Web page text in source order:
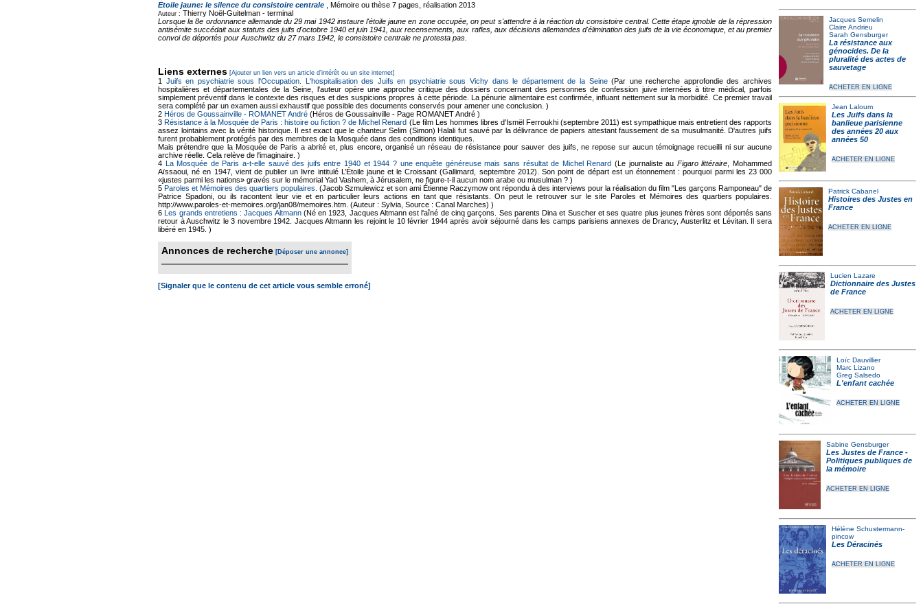
Jacques Semelin
Claire Andrieu
Sarah Gensburger
La résistance aux
génocides. De la
pluralité des actes de
sauvetage
ACHETER EN LIGNE
Jean Laloum
Les Juifs dans la
banlieue parisienne
des années 20 aux
années 50
ACHETER EN LIGNE
Patrick Cabanel
Histoires des Justes en
France
ACHETER EN LIGNE
Lucien Lazare
Dictionnaire des Justes
de France
ACHETER EN LIGNE
Loïc Dauvillier
Marc Lizano
Greg Salsedo
L'enfant cachée
ACHETER EN LIGNE
Sabine Gensburger
Les Justes de France -
Politiques publiques de
la mémoire
ACHETER EN LIGNE
Hélène Schustermann-
pincow
Les Déracinés
ACHETER EN LIGNE
Etoile jaune: le silence du consistoire centrale , Mémoire ou thèse 7 pages, réalisation 2013
Auteur : Thierry Noël-Guitelman - terminal
Lorsque la 8e ordonnance allemande du 29 mai 1942 instaure l'étoile jaune en zone occupée, on peut s'attendre à la réaction du consistoire central. Cette étape ignoble de la répression
antisémite succédait aux statuts des juifs d'octobre 1940 et juin 1941, aux recensements, aux rafles, aux décisions allemandes d'élimination des juifs de la vie économique, et au premier
convoi de déportés pour Auschwitz du 27 mars 1942, le consistoire centrale ne protesta pas.
Liens externes [Ajouter un lien vers un article d'intérêt ou un site internet]
1 Juifs en psychiatrie sous l'Occupation. L'hospitalisation des Juifs en psychiatrie sous Vichy dans le département de la Seine(Par une recherche approfondie des archives
hospitalières et départementales de la Seine, l'auteur opère une approche critique des dossiers concernant des personnes de confession juive internées à titre médical, parfois
simplement préventif dans le contexte des risques et des suspicions propres à cette période. La pénurie alimentaire est confirmée, influant nettement sur la morbidité. Ce premier travail
sera complété par un examen aussi exhaustif que possible des documents conservés pour amener une conclusion. )
2 Héros de Goussainville - ROMANET André (Héros de Goussainville - Page ROMANET André )
3Résistance à la Mosquée de Paris : histoire ou fiction ? de Michel Renard (Le film Les hommes libres d'Ismël Ferroukhi (septembre 2011) est sympathique mais entretient des rapports
assez lointains avec la vérité historique. Il est exact que le chanteur Selim (Simon) Halali fut sauvé par la délivrance de papiers attestant faussement de sa musulmanité. D'autres juifs
furent probablement protégés par des membres de la Mosquée dans des conditions identiques.
Mais prétendre que la Mosquée de Paris a abrité et, plus encore, organisé un réseau de résistance pour sauver des juifs, ne repose sur aucun témoignage recueilli ni sur aucune
archive réelle. Cela relève de l'imaginaire. )
4 La Mosquée de Paris a-t-elle sauvé des juifs entre 1940 et 1944 ? une enquête généreuse mais sans résultat de Michel Renard (Le journaliste au Figaro littéraire , Mohammed
Aïssaoui, né en 1947, vient de publier un livre intitulé L’Étoile jaune et le Croissant (Gallimard, septembre 2012). Son point de départ est un étonnement : pourquoi parmi les 23 000
«justes parmi les nations» gravés sur le mémorial Yad Vashem, à Jérusalem, ne figure-t-il aucun nom arabe ou musulman ? )
5 Paroles et Mémoires des quartiers populaires. (Jacob Szmulewicz et son ami Étienne Raczymow ont répondu à des interviews pour la réalisation du film "Les garçons Ramponeau" de
Patrice Spadoni, ou ils racontent leur vie et en particulier leurs actions en tant que résistants. On peut le retrouver sur le site Paroles et Mémoires des quartiers populaires.
http://www.paroles-et-memoires.org/jan08/memoires.htm. (Auteur : Sylvia, Source : Canal Marches) )
6Les grands entretiens : Jacques Altmann(Né en 1923, Jacques Altmann est l'aîné de cinq garçons. Ses parents Dina et Suscher et ses quatre plus jeunes frères sont déportés sans
retour à Auschwitz le 3 novembre 1942. Jacques Altmann les rejoint le 10 février 1944 après avoir séjourné dans les camps parisiens annexes de Drancy, Austerlitz et Lévitan. Il sera
libéré en 1945. )
Annonces de recherche [Déposer une annonce]
[Signaler que le contenu de cet article vous semble erroné]